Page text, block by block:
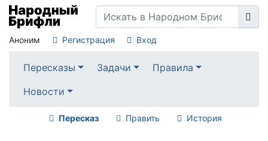
Аноним Регистрация Вход
Пересказы Задачи
Правила
Новости
Пересказ Править История